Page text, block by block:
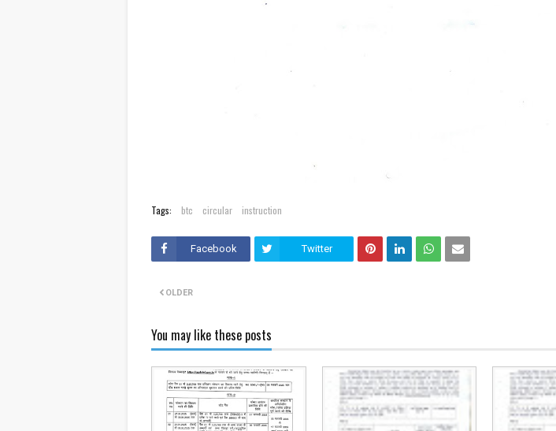
Tags: btc circular instruction
Facebook Twitter
OLDER
You may like these posts